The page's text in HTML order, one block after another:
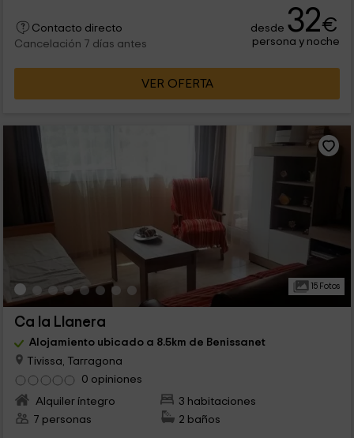
Contacto directo
Cancelación 7 días antes
desde 32€
persona y noche
VER OFERTA
15 Fotos
Ca la Llanera
Alojamiento ubicado a 8.5km de Benissanet
Tivissa, Tarragona
0 opiniones
Alquiler íntegro
3 habitaciones
7 personas
2 baños